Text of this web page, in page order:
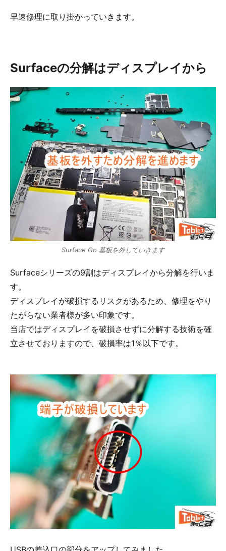
早速修理に取り掛かっていきます。
Surfaceの分解はディスプレイから
Surface Go 基板を外していきます
Surfaceシリーズの9割はディスプレイから分解を行いま
す。
ディスプレイが破損するリスクがあるため、修理をやり
たがらない業者様が多い印象です。
当店ではディスプレイを破損させずに分解する技術を確
立させておりますので、破損率は1％以下です。